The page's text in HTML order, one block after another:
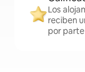
Los
reciben
por